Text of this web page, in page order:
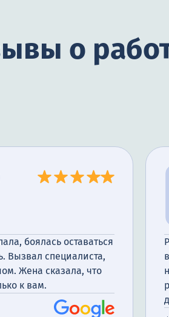
о
боялась оставаться
Вызвал специалиста,
Жена сказала, что
к вам.